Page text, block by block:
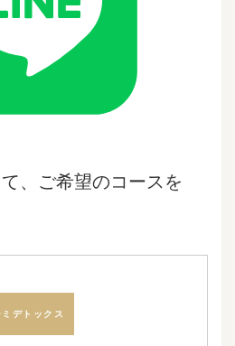
、ご希望のコースを
ミデトックス